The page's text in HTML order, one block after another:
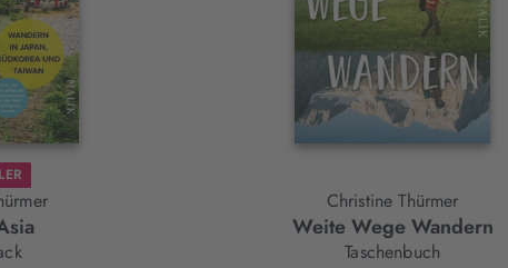
Christine Thürmer
Weite Wege Wandern
Taschenbuch